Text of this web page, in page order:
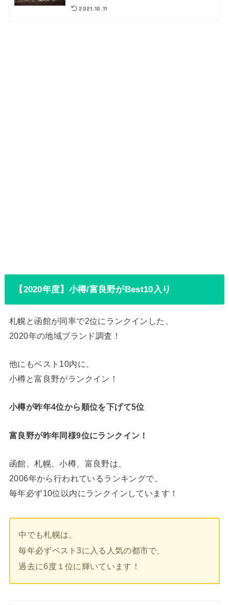
2021.10.11
【2020年度】小樽/富良野がBest10入り
札幌と函館が同率で2位にランクインした、
2020年の地域ブランド調査！
他にもベスト10内に、
小樽と富良野がランクイン！
小樽が昨年4位から順位を下げて5位
富良野が昨年同様9位にランクイン！
函館、札幌、小樽、富良野は、
2006年から行われているランキングで、
毎年必ず10位以内にランクインしています！
中でも札幌は、
毎年必ずベスト3に入る人気の都市で、
過去に6度１位に輝いています！